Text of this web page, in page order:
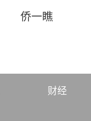
侨一瞧
财经